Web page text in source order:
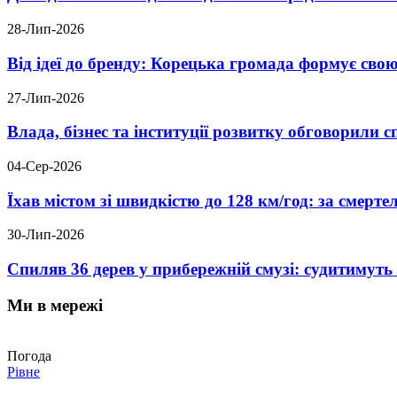
28-Лип-2026
Від ідеї до бренду: Корецька громада формує свою
27-Лип-2026
Влада, бізнес та інституції розвитку
04-Сер-2026
Їхав містом зі швидкістю до 128 км/год: за
30-Лип-2026
Спиляв 36 дерев у прибережній смузі:
Ми в мережі
Погода
Рівне